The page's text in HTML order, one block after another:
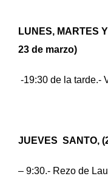
LUNES, MARTES
23 de marzo)
-19:30 de la tarde.-
JUEVES SANTO,
– 9:30.- Rezo de